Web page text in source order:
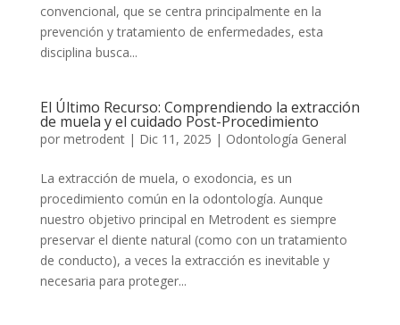
convencional, que se centra principalmente en la
prevención y tratamiento de enfermedades, esta
disciplina busca...
El Último Recurso: Comprendiendo la extracción
de muela y el cuidado Post-Procedimiento
por metrodent| Dic 11, 2025 | Odontología General
La extracción de muela, o exodoncia, es un
procedimiento común en la odontología. Aunque
nuestro objetivo principal en Metrodent es siempre
preservar el diente natural (como con un tratamiento
de conducto), a veces la extracción es inevitable y
necesaria para proteger...